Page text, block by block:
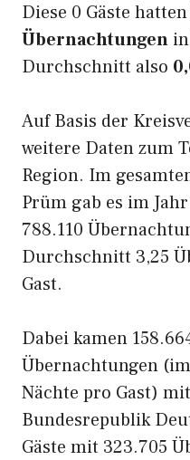
Diese 0 Gäste
Übernachtungen
Durchschnitt also
Auf Basis der
weitere Daten zum
Region. Im
Prüm gab es im
788.110
Durchschnitt 3,25
Gast.
Dabei kamen
Übernachtungen
Nächte pro Gast)
Bundesrepublik
Gäste mit 323.705